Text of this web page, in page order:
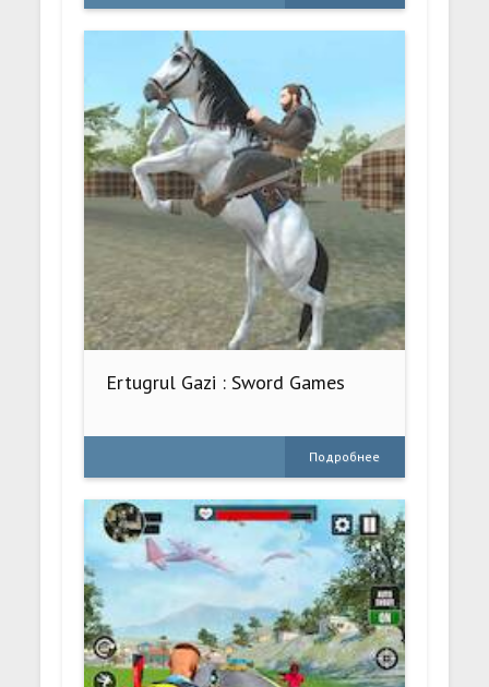
Ertugrul Gazi : Sword Games
Подробнее